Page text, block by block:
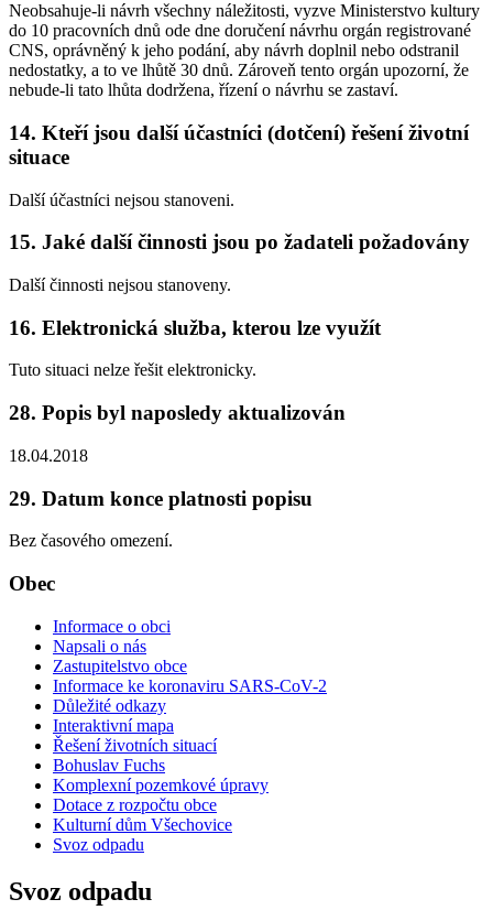
Neobsahuje-li návrh všechny náležitosti, vyzve Ministerstvo kultury
do 10 pracovních dnů ode dne doručení návrhu orgán registrované
CNS, oprávněný k jeho podání, aby návrh doplnil nebo odstranil
nedostatky, a to ve lhůtě 30 dnů. Zároveň tento orgán upozorní, že
nebude-li tato lhůta dodržena, řízení o návrhu se zastaví.
14. Kteří jsou další účastníci (dotčení) řešení životní
situace
Další účastníci nejsou stanoveni.
15. Jaké další činnosti jsou po žadateli požadovány
Další činnosti nejsou stanoveny.
16. Elektronická služba, kterou lze využít
Tuto situaci nelze řešit elektronicky.
28. Popis byl naposledy aktualizován
18.04.2018
29. Datum konce platnosti popisu
Bez časového omezení.
Obec
Informace o obci
Napsali o nás
Zastupitelstvo obce
Informace ke koronaviru SARS-CoV-2
Důležité odkazy
Interaktivní mapa
Řešení životních situací
Bohuslav Fuchs
Komplexní pozemkové úpravy
Dotace z rozpočtu obce
Kulturní dům Všechovice
Svoz odpadu
Svoz odpadu